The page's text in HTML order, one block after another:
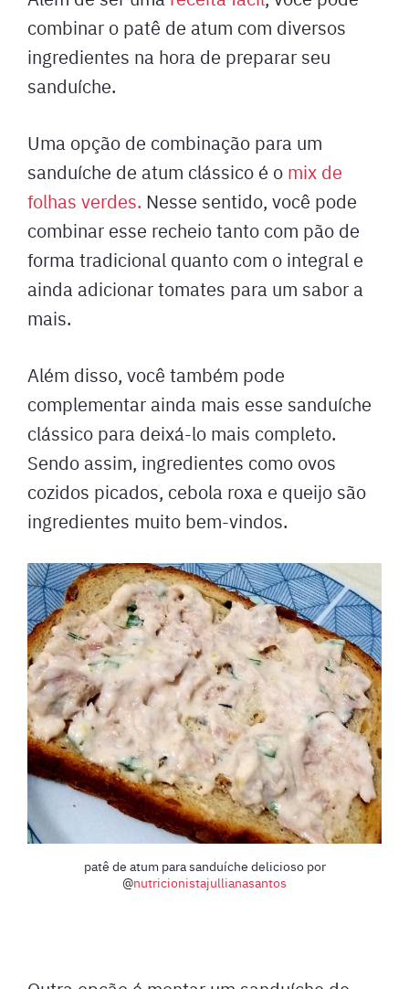
combinar o patê de atum com diversos
ingredientes na hora de preparar seu
sanduíche.
Uma opção de combinação para um
sanduíche de atum clássico é o mix de
folhas verdes. Nesse sentido, você pode
combinar esse recheio tanto com pão de
forma tradicional quanto com o integral e
ainda adicionar tomates para um sabor a
mais.
Além disso, você também pode
complementar ainda mais esse sanduíche
clássico para deixá-lo mais completo.
Sendo assim, ingredientes como ovos
cozidos picados, cebola roxa e queijo são
ingredientes muito bem-vindos.
patê de atum para sanduíche delicioso por
@nutricionistajullianasantos